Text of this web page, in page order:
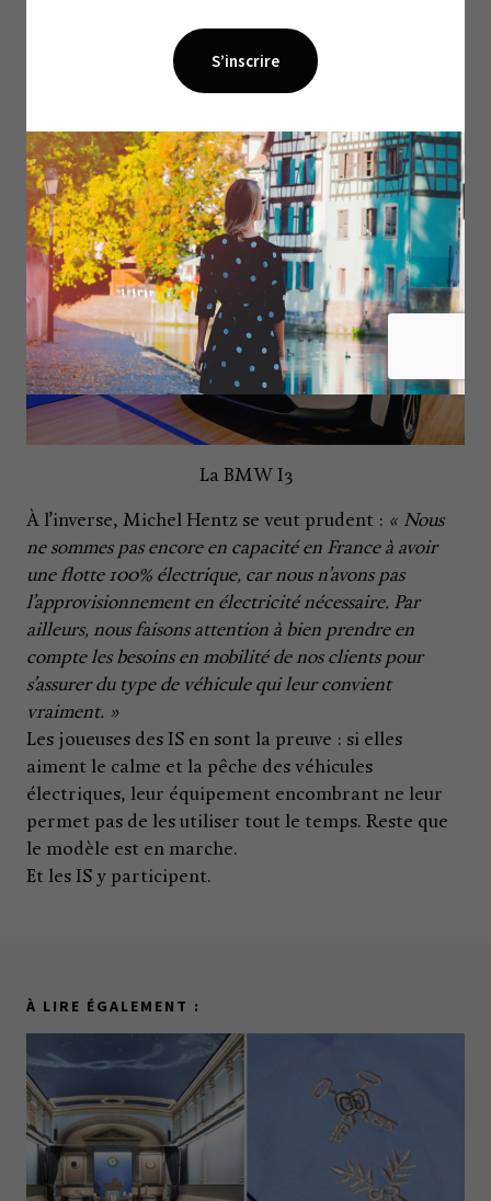
développement durable.
« En 2017, nous étions
numéro 1 du réseau France sur les ventes de véhicules
électriques, et numéro 2 en 2018, se réjouit le directeur.
La BMW I3
À l’inverse, Michel Hentz se veut prudent : « Nous
ne sommes pas encore en capacité en France à avoir
une flotte 100% électrique, car nous n’avons pas
l’approvisionnement en électricité nécessaire. Par
ailleurs, nous faisons attention à bien prendre en
compte les besoins en mobilité de nos clients pour
s’assurer du type de véhicule qui leur convient
vraiment. »
Les joueuses des IS en sont la preuve : si elles
aiment le calme et la pêche des véhicules
électriques, leur équipement encombrant ne leur
permet pas de les utiliser tout le temps. Reste que
le modèle est en marche.
Et les IS y participent.
À LIRE ÉGALEMENT :